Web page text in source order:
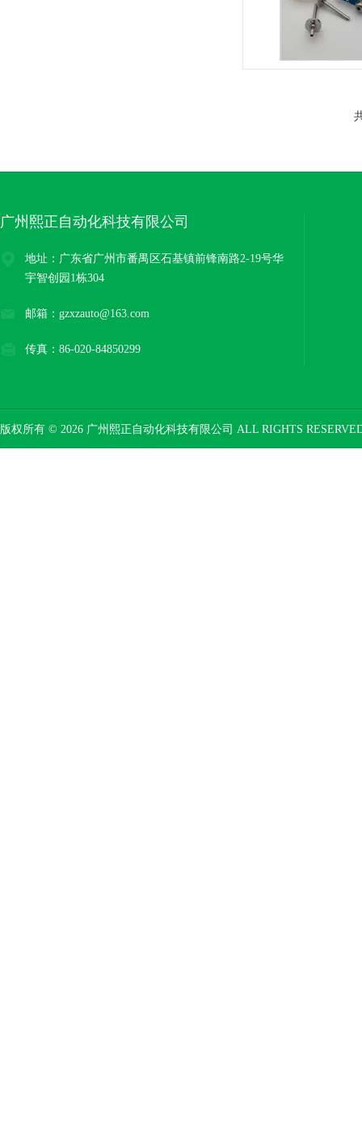
广州熙正自动化科技有限公司
地址：广东省广州市番禺区石基镇前锋南路2-19号华
宇智创园1栋304
邮箱：gzxzauto@163.com
传真：86-020-84850299
版权所有 © 2026 广州熙正自动化科技有限公司 ALL RIGHTS